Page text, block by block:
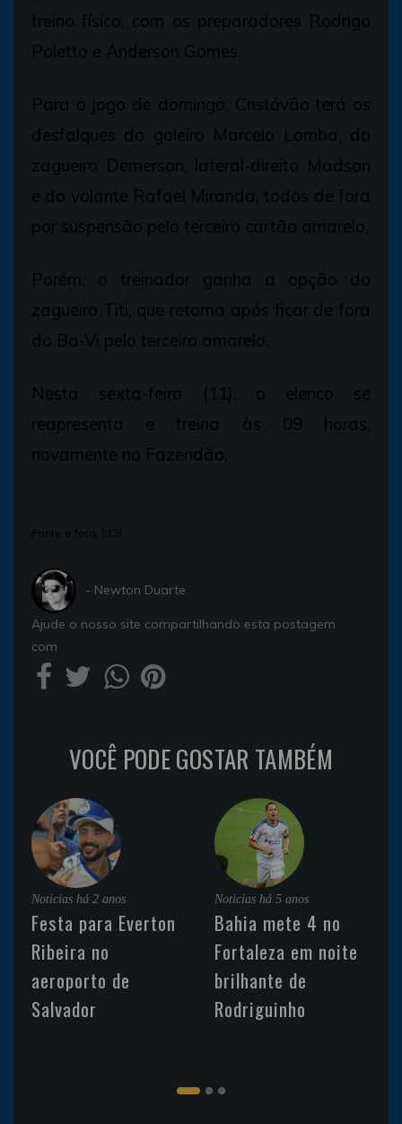
treino físico, com os preparadores Rodrigo
Poletto e Anderson Gomes.
Para o jogo de domingo, Cristóvão terá os
desfalques do goleiro Marcelo Lomba, do
zagueiro Demerson, lateral-direito Madson
e do volante Rafael Miranda, todos de fora
por suspensão pelo terceiro cartão amarelo.
Porém, o treinador ganha a opção do
zagueiro Titi, que retorna após ficar de fora
do Ba-Vi pelo terceiro amarelo.
Nesta sexta-feira (11), o elenco se
reapresenta e treina às 09 horas,
novamente no Fazendão.
Fonte e foto: ECB
- Newton Duarte
Ajude o nosso site compartilhando esta postagem
com
VOCÊ PODE GOSTAR TAMBÉM
Noticias há 2 anos
Festa para Everton
Ribeira no
aeroporto de
Salvador
Noticias há 5 anos
Bahia mete 4 no
Fortaleza em noite
brilhante de
Rodriguinho